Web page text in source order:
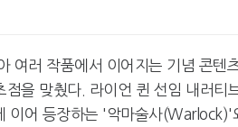
러 작품에서 이어지는 기념 콘텐
을 맞췄다. 라이언 퀸 선임 내러티
이어 등장하는 '악마술사